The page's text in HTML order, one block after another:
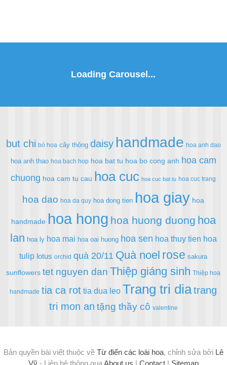
but chi bó hoa cây thông daisy handmade hoa anh dao
hoa anh thao hoa bach hop hoa bat tu hoa bo cong anh hoa cam
chuong hoa cam tu cau hoa cuc hoa cuc bat tu hoa cuc trang
hoa dao hoa da quy hoa dong tien hoa giay hoa
handmade hoa hong hoa huong duong hoa
lan hoa ly hoa mai hoa oai huong hoa sen hoa thuy tien hoa
tulip lotus orchid quà 20/11 Quà noel rose sakura
sunflowers tet nguyen dan Thiệp giáng sinh Thiệp hoa
handmade tia ca rot tia dua leo Trang tri diatrang
tri mon an tặng thầy cô valentine
Bản quyền bài viết thuộc về Từ điển các loài hoa, chỉnh sửa bởi Lê